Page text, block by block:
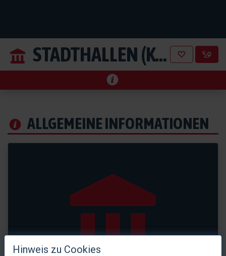
STADTHALLEN (KONGRESSHALLE)
ALLGEMEINE INFORMATIONEN
Hinweis zu Cookies